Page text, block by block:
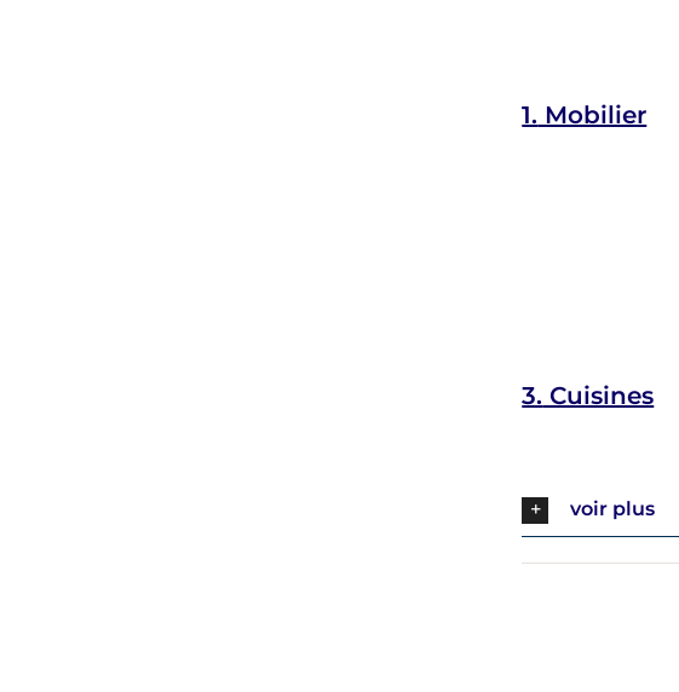
1. Mobilier
3. Cuisines
voir plus